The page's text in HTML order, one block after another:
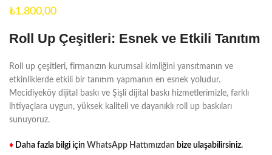
₺
Roll Up Çeşitleri: Esnek ve Etkili Tanıtım
Roll up çeşitleri, firmanızın kurumsal kimliğini yansıtmanın ve
etkinliklerde etkili bir tanıtım yapmanın en esnek yoludur.
Mecidiyeköy dijital baskı ve Şişli dijital baskı hizmetlerimizle, farklı
ihtiyaçlara uygun, yüksek kaliteli ve dayanıklı roll up baskıları
sunuyoruz.
♦ Daha fazla bilgi için WhatsApp Hattımızdan bize ulaşabilirsiniz.